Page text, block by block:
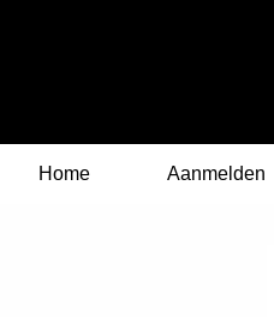
Home Aanmelden